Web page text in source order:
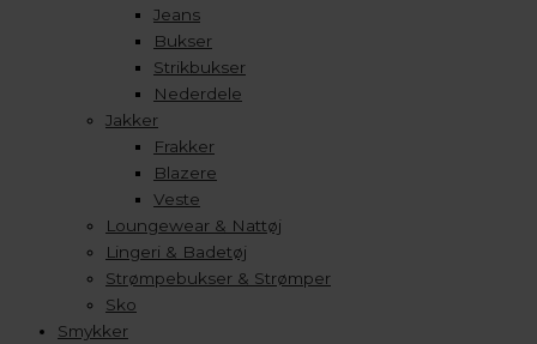
Jeans
Bukser
Strikbukser
Nederdele
Jakker
Frakker
Blazere
Veste
Loungewear & Nattøj
Lingeri & Badetøj
Strømpebukser & Strømper
Sko
Smykker